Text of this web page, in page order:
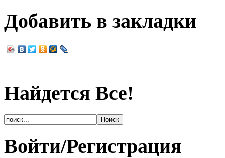
Добавить в закладки
Найдется Все!
Войти/Регистрация